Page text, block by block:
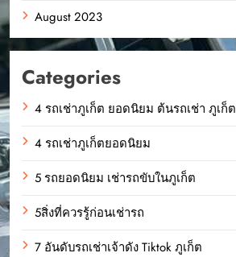
August 2023
Categories
4 รถเช่าภูเก็ต ยอดนิยม ต้นรถเช่า ภูเก็ต
4 รถเช่าภูเก็ตยอดนิยม
5 รถยอดนิยม เช่ารถขับในภูเก็ต
5สิ่งที่ควรรู้ก่อนเช่ารถ
7 อันดับรถเช่าเจ้าดัง Tiktok ภูเก็ต